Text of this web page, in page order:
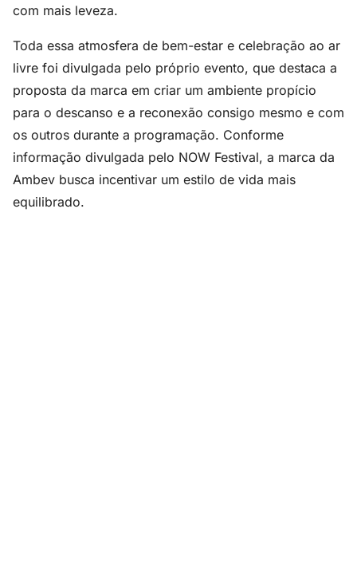
com mais leveza.
Toda essa atmosfera de bem-estar e celebração ao ar
livre foi divulgada pelo próprio evento, que destaca a
proposta da marca em criar um ambiente propício
para o descanso e a reconexão consigo mesmo e com
os outros durante a programação. Conforme
informação divulgada pelo NOW Festival, a marca da
Ambev busca incentivar um estilo de vida mais
equilibrado.